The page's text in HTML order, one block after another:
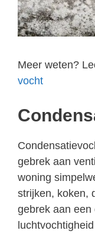
Meer weten?
vocht
gebrek aan
woning
strijken, koken,
gebrek aan